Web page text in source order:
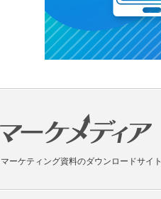
マーケティング資料のダウンロードサイト